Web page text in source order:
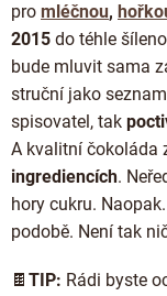
pro mléčnou,
2015 do téhle
bude mluvit sama
struční jako
spisovatel, tak
A kvalitní čokoláda
ingrediencích.
hory cukru.
podobě. Není tak
🍫 TIP: Rádi byste